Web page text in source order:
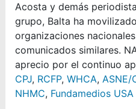
Acosta y demás
grupo, Balta ha
organizaciones
comunicados similares.
aprecio por el continuo
CPJ, RCFP, WHCA, ASNE/
NHMC, Fundamedios USA